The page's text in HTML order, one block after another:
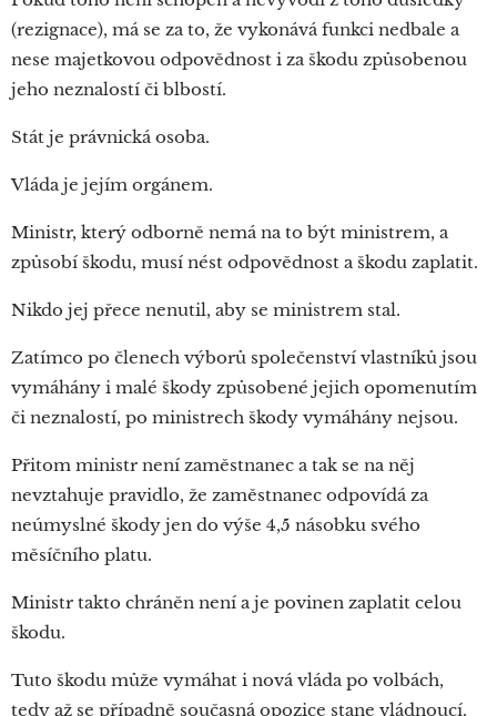
(rezignace), má se za to, že vykonává funkci nedbale a
nese majetkovou odpovědnost i za škodu způsobenou
jeho neznalostí či blbostí.
Stát je právnická osoba.
Vláda je jejím orgánem.
Ministr, který odborně nemá na to být ministrem, a
způsobí škodu, musí nést odpovědnost a škodu zaplatit.
Nikdo jej přece nenutil, aby se ministrem stal.
Zatímco po členech výborů společenství vlastníků jsou
vymáhány i malé škody způsobené jejich opomenutím
či neznalostí, po ministrech škody vymáhány nejsou.
Přitom ministr není zaměstnanec a tak se na něj
nevztahuje pravidlo, že zaměstnanec odpovídá za
neúmyslné škody jen do výše 4,5 násobku svého
měsíčního platu.
Ministr takto chráněn není a je povinen zaplatit celou
škodu.
Tuto škodu může vymáhat i nová vláda po volbách,
tedy až se případně současná opozice stane vládnoucí.